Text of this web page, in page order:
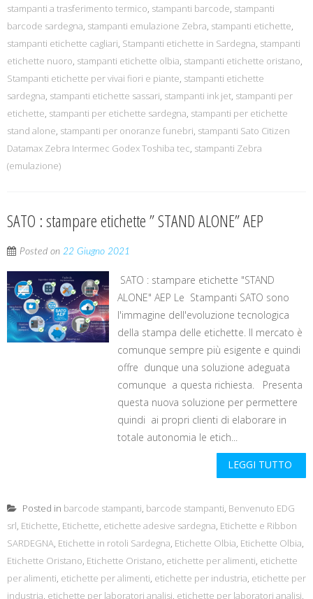
stampanti a trasferimento termico, stampanti barcode, stampanti
barcode sardegna, stampanti emulazione Zebra, stampanti etichette,
stampanti etichette cagliari, Stampanti etichette in Sardegna, stampanti
etichette nuoro, stampanti etichette olbia, stampanti etichette oristano,
Stampanti etichette per vivai fiori e piante, stampanti etichette
sardegna, stampanti etichette sassari, stampanti ink jet, stampanti per
etichette, stampanti per etichette sardegna, stampanti per etichette
stand alone, stampanti per onoranze funebri, stampanti Sato Citizen
Datamax Zebra Intermec Godex Toshiba tec, stampanti Zebra
(emulazione)
SATO : stampare etichette ” STAND ALONE” AEP
Posted on 22 Giugno 2021
SATO : stampare etichette "STAND
ALONE" AEP Le Stampanti SATO sono
l'immagine dell'evoluzione tecnologica
della stampa delle etichette. Il mercato è
comunque sempre più esigente e quindi
offre dunque una soluzione adeguata
comunque a questa richiesta. Presenta
questa nuova soluzione per permettere
quindi ai propri clienti di elaborare in
totale autonomia le etich...
LEGGI TUTTO
Posted in barcode stampanti, barcode stampanti, Benvenuto EDG
srl, Etichette, Etichette, etichette adesive sardegna, Etichette e Ribbon
SARDEGNA, Etichette in rotoli Sardegna, Etichette Olbia, Etichette Olbia,
Etichette Oristano, Etichette Oristano, etichette per alimenti, etichette
per alimenti, etichette per alimenti, etichette per industria, etichette per
industria, etichette per laboratori analisi, etichette per laboratori analisi,